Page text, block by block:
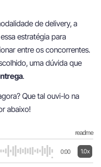
de delivery, a
estratégia para
entre os concorrentes.
uma dúvida que
.
Que tal ouvi-lo na
abaixo!
readme
0:00 1.0x